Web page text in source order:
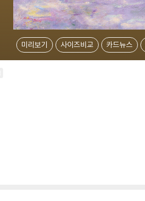
미리보기 사이즈비교 카드뉴스